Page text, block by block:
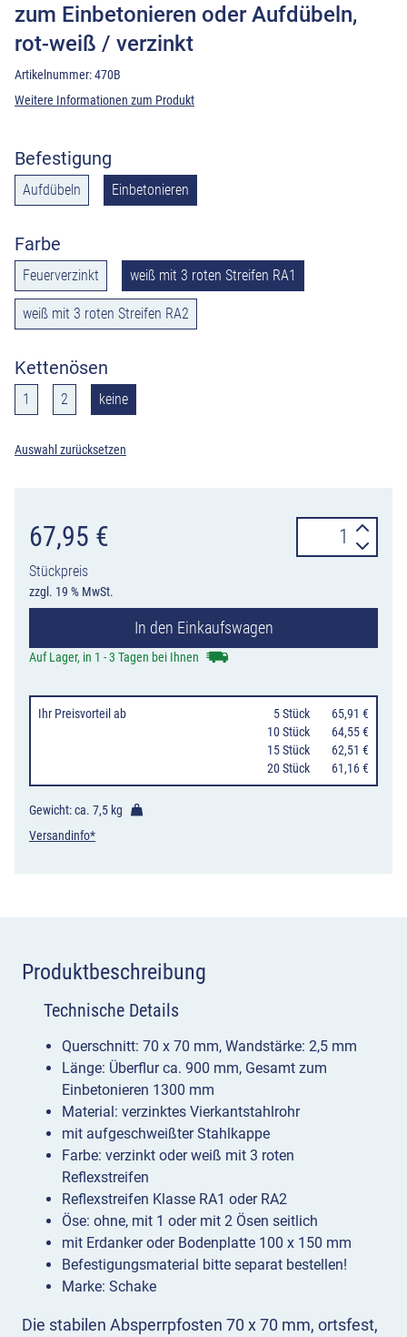
zum Einbetonieren oder Aufdübeln,
rot-weiß / verzinkt
Artikelnummer:470B
Weitere Informationen zum Produkt
Befestigung
Aufdübeln Einbetonieren
Farbe
Feuerverzinkt weiß mit 3 roten Streifen RA1
weiß mit 3 roten Streifen RA2
Kettenösen
1 2 keine
Auswahl zurücksetzen
67,95 €
Stückpreis
zzgl. 19 % MwSt.
Absperrpfosten
70
70
Einbetonieren
oder
Aufdübeln,
rot-
In den Einkaufswagen
Auf Lager, in 1 - 3 Tagen bei Ihnen
Ihr Preisvorteil ab 5 Stück
65,91 €
10 Stück
64,55 €
15 Stück
62,51 €
20 Stück
61,16 €
Gewicht: ca. 7,5 kg
Versandinfo*
Produktbeschreibung
Die stabilen Absperrpfosten 70 x 70 mm, ortsfest,
Technische Details
Querschnitt: 70 x 70 mm, Wandstärke: 2,5 mm
Länge: Überflur ca. 900 mm, Gesamt zum
Einbetonieren 1300 mm
Material: verzinktes Vierkantstahlrohr
mit aufgeschweißter Stahlkappe
Farbe: verzinkt oder weiß mit 3 roten
Reflexstreifen
Reflexstreifen Klasse RA1 oder RA2
Öse: ohne, mit 1 oder mit 2 Ösen seitlich
mit Erdanker oder Bodenplatte 100 x 150 mm
Befestigungsmaterial bitte separat bestellen!
Marke: Schake